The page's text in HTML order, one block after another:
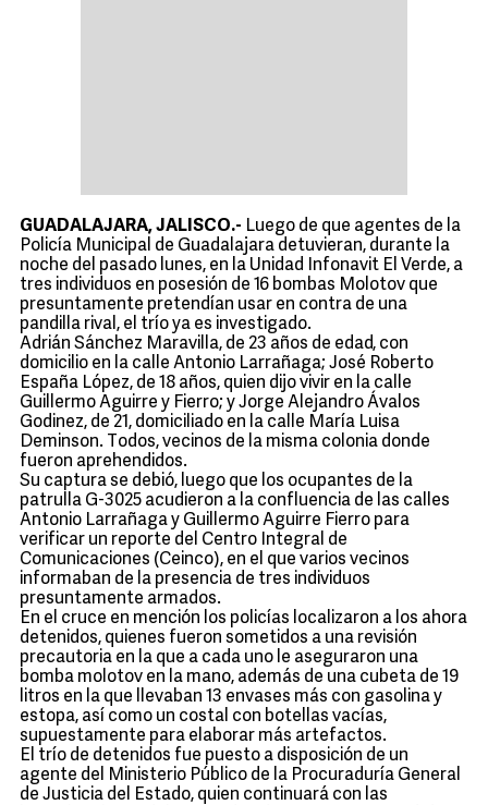
GUADALAJARA, JALISCO.- Luego de que agentes de la
Policía Municipal de Guadalajara detuvieran, durante la
noche del pasado lunes, en la Unidad Infonavit El Verde, a
tres individuos en posesión de 16 bombas Molotov que
presuntamente pretendían usar en contra de una
pandilla rival, el trío ya es investigado.
Adrián Sánchez Maravilla, de 23 años de edad, con
domicilio en la calle Antonio Larrañaga; José Roberto
España López, de 18 años, quien dijo vivir en la calle
Guillermo Aguirre y Fierro; y Jorge Alejandro Ávalos
Godinez, de 21, domiciliado en la calle María Luisa
Deminson. Todos, vecinos de la misma colonia donde
fueron aprehendidos.
Su captura se debió, luego que los ocupantes de la
patrulla G-3025 acudieron a la confluencia de las calles
Antonio Larrañaga y Guillermo Aguirre Fierro para
verificar un reporte del Centro Integral de
Comunicaciones (Ceinco), en el que varios vecinos
informaban de la presencia de tres individuos
presuntamente armados.
En el cruce en mención los policías localizaron a los ahora
detenidos, quienes fueron sometidos a una revisión
precautoria en la que a cada uno le aseguraron una
bomba molotov en la mano, además de una cubeta de 19
litros en la que llevaban 13 envases más con gasolina y
estopa, así como un costal con botellas vacías,
supuestamente para elaborar más artefactos.
El trío de detenidos fue puesto a disposición de un
agente del Ministerio Público de la Procuraduría General
de Justicia del Estado, quien continuará con las